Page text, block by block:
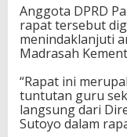
Anggota DPRD
rapat tersebut
menindaklanjuti
Madrasah
“Rapat ini
tuntutan guru
langsung dari
Sutoyo dalam